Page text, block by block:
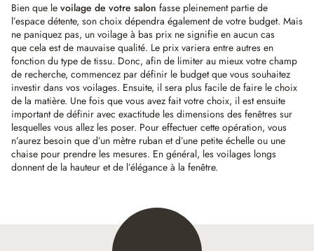
Bien que le voilage de votre salon fasse pleinement partie de
l’espace détente, son choix dépendra également de votre budget. Mais
ne paniquez pas, un voilage à bas prix ne signifie en aucun cas
que cela est de mauvaise qualité. Le prix variera entre autres en
fonction du type de tissu. Donc, afin de limiter au mieux votre champ
de recherche, commencez par définir le budget que vous souhaitez
investir dans vos voilages. Ensuite, il sera plus facile de faire le choix
de la matière. Une fois que vous avez fait votre choix, il est ensuite
important de définir avec exactitude les dimensions des fenêtres sur
lesquelles vous allez les poser. Pour effectuer cette opération, vous
n’aurez besoin que d’un mètre ruban et d’une petite échelle ou une
chaise pour prendre les mesures. En général, les voilages longs
donnent de la hauteur et de l’élégance à la fenêtre.